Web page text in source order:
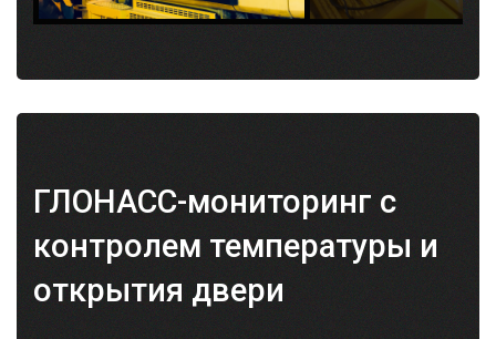
ГЛОНАСС-мониторинг с
контролем температуры и
открытия двери